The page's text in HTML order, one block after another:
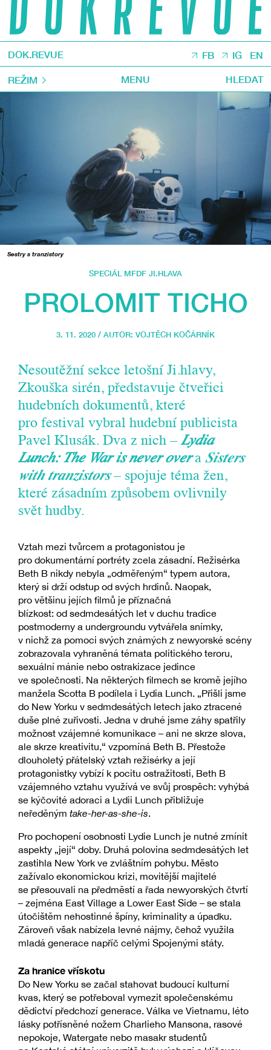
DOK.REVUE FB IG EN
REŽIM MENU HLEDAT
Sestry s tranzistory
SPECIÁL MFDF JI.HLAVA
PROLOMIT TICHO
3. 11. 2020 / AUTOR: VOJTĚCH KOČÁRNÍK
Nesoutěžní sekce letošní Ji.hlavy,
Zkouška sirén, představuje čtveřici
hudebních dokumentů, které
pro festival vybral hudební publicista
Pavel Klusák. Dva z nich –Lydia
Lunch: The War is never overa Sisters
with tranzistors– spojuje téma žen,
které zásadním způsobem ovlivnily
svět hudby.
Vztah mezi tvůrcem a protagonistou je
pro dokumentární portréty zcela zásadní. Režisérka
Beth B nikdy nebyla „odměřeným“ typem autora,
který si drží odstup od svých hrdinů. Naopak,
pro většinu jejích filmů je příznačná
blízkost: od sedmdesátých let v duchu tradice
postmoderny a undergroundu vytvářela snímky,
v nichž za pomoci svých známých z newyorské scény
zobrazovala vyhraněná témata politického teroru,
sexuální mánie nebo ostrakizace jedince
ve společnosti. Na některých filmech se kromě jejího
manžela Scotta B podílela i Lydia Lunch. „Přišli jsme
do New Yorku v sedmdesátých letech jako ztracené
duše plné zuřivosti. Jedna v druhé jsme záhy spatřily
možnost vzájemné komunikace – ani ne skrze slova,
ale skrze kreativitu,“ vzpomíná Beth B. Přestože
dlouholetý přátelský vztah režisérky a její
protagonistky vybízí k pocitu ostražitosti, Beth B
vzájemného vztahu využívá ve svůj prospěch: vyhýbá
se kýčovité adoraci a Lydii Lunch přibližuje
neředěným take-her-as-she-is.
Pro pochopení osobnosti Lydie Lunch je nutné zmínit
aspekty „její“ doby. Druhá polovina sedmdesátých let
zastihla New York ve zvláštním pohybu. Město
zažívalo ekonomickou krizi, movitější majitelé
se přesouvali na předměstí a řada newyorských čtvrtí
– zejména East Village a Lower East Side – se stala
útočištěm nehostinné špíny, kriminality a úpadku.
Zároveň však nabízela levné nájmy, čehož využila
mladá generace napříč celými Spojenými státy.
Za hranice vřískotu
Do New Yorku se začal stahovat budoucí kulturní
kvas, který se potřeboval vymezit společenskému
dědictví předchozí generace. Válka ve Vietnamu, léto
lásky potřísněné nožem Charlieho Mansona, rasové
nepokoje, Watergate nebo masakr studentů